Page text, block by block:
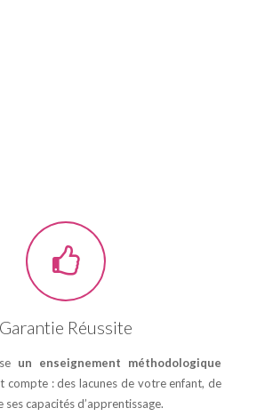
Garantie Réussite
un enseignement méthodologique
compte : des lacunes de votre enfant, de
ses capacités d’apprentissage.